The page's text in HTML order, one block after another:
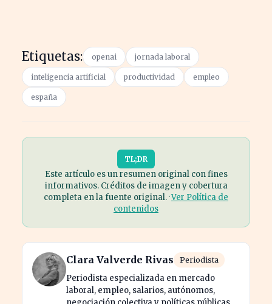
Etiquetas: openai jornada laboral
inteligencia artificial productividad empleo
españa
TL;DR
Este artículo es un resumen original con fines
informativos. Créditos de imagen y cobertura
completa en la fuente original. ·Ver Política de
contenidos
Clara Valverde Rivas Periodista
Periodista especializada en mercado
laboral, empleo, salarios, autónomos,